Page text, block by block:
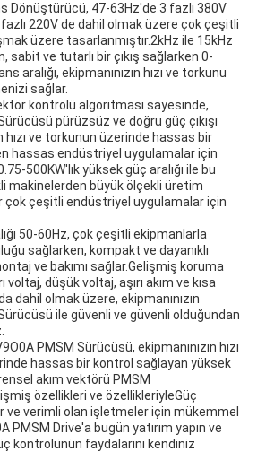
Dönüştürücü, 47-63Hz'de 3 fazlı 380V
220V de dahil olmak üzere çok çeşitli
üzere tasarlanmıştır.2kHz ile 15kHz
sabit ve tutarlı bir çıkış sağlarken 0-
aralığı, ekipmanınızın hızı ve torkunu
sağlar.
kontrolü algoritması sayesinde,
pürüzsüz ve doğru güç çıkışı
hızı ve torkunun üzerinde hassas bir
hassas endüstriyel uygulamalar için
500KW'lık yüksek güç aralığı ile bu
makinelerden büyük ölçekli üretim
çok çeşitli endüstriyel uygulamalar için
50-60Hz, çok çeşitli ekipmanlarla
sağlarken, kompakt ve dayanıklı
ve bakımı sağlar.Gelişmiş koruma
voltaj, düşük voltaj, aşırı akım ve kısa
dahil olmak üzere, ekipmanınızın
ile güvenli ve güvenli olduğundan
PMSM Sürücüsü, ekipmanınızın hızı
hassas bir kontrol sağlayan yüksek
akım vektörü PMSM
özellikleri ve özellikleriyleGüç
ve verimli olan işletmeler için mükemmel
PMSM Drive'a bugün yatırım yapın ve
kontrolünün faydalarını kendiniz